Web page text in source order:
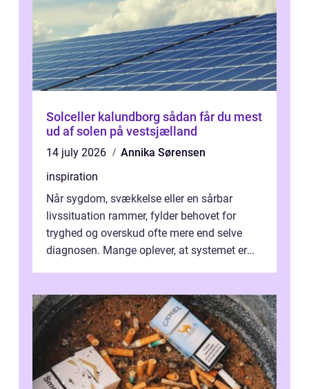
Solceller kalundborg sådan får du mest
ud af solen på vestsjælland
14 july 2026
Annika Sørensen
inspiration
Når sygdom, svækkelse eller en sårbar
livssituation rammer, fylder behovet for
tryghed og overskud ofte mere end selve
diagnosen. Mange oplever, at systemet er